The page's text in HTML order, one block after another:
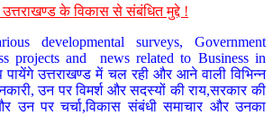
के विकास से संबंधित मुद्दे !
developmental surveys, Government
projects and news related to Business in
उत्तराखण्ड में चल रही और आने वाली विभिन्न
उन पर विमर्श और सदस्यों की राय,सरकार की
उन पर चर्चा,विकास संबंधी समाचार और उनका